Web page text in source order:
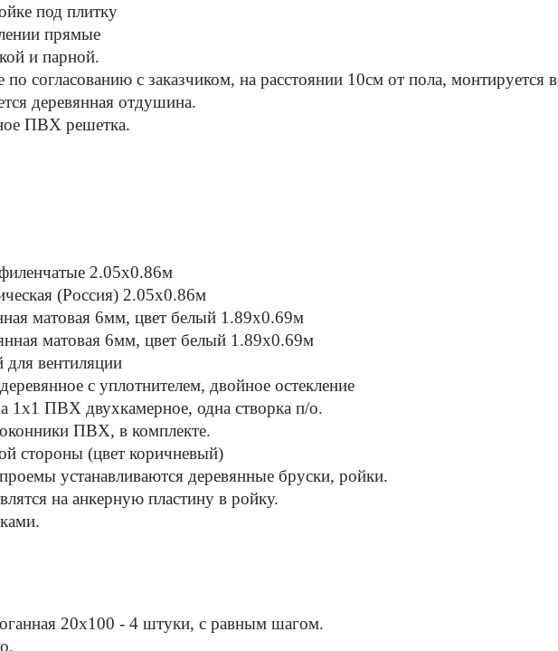
под плитку
прямые
и парной.
согласованию с заказчиком, на расстоянии 10см от пола, монтируется
деревянная отдушина.
ПВХ решетка.
2.05х0.86м
(Россия) 2.05х0.86м
матовая 6мм, цвет белый 1.89х0.69м
матовая 6мм, цвет белый 1.89х0.69м
вентиляции
с уплотнителем, двойное остекление
1х1 ПВХ двухкамерное, одна створка п/о.
ПВХ, в комплекте.
стороны (цвет коричневый)
устанавливаются деревянные бруски, ройки.
на анкерную пластину в ройку.
20х100 - 4 штуки, с равным шагом.